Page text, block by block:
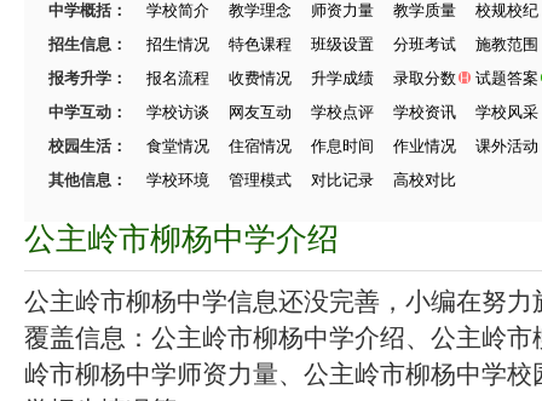
中学概括： 学校简介 教学理念 师资力量 教学质量
校规校纪
招生信息：
招生情况 特色课程 班级设置 分班考试
施教范围
报考升学：
报名流程 收费情况 升学成绩 录取分数
试题答案
中学互动：
学校访谈 网友互动 学校点评 学校资讯
学校风采
校园生活：
食堂情况 住宿情况 作息时间 作业情况
课外活动
其他信息：
学校环境 管理模式 对比记录 高校对比
公主岭市柳杨中学介绍
公主岭市柳杨中学信息还没完善，小编在努力
覆盖信息：公主岭市柳杨中学介绍、公主岭
岭市柳杨中学师资力量、公主岭市柳杨中学